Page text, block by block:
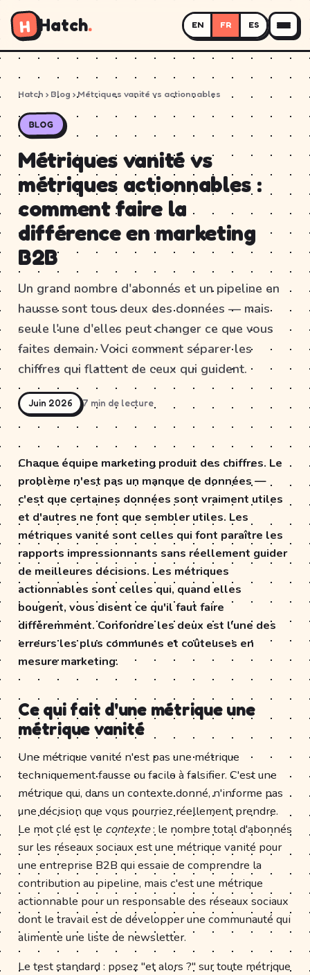
H Hatch. EN FR ES
Hatch › Blog › Métriques vanité vs actionnables
BLOG
Métriques vanité vs
métriques actionnables :
comment faire la
différence en marketing
B2B
Un grand nombre d'abonnés et un pipeline en
hausse sont tous deux des données — mais
seule l'une d'elles peut changer ce que vous
faites demain. Voici comment séparer les
chiffres qui flattent de ceux qui guident.
Juin 2026 7 min de lecture
Chaque équipe marketing produit des chiffres. Le
problème n'est pas un manque de données —
c'est que certaines données sont vraiment utiles
et d'autres ne font que sembler utiles. Les
métriques vanité sont celles qui font paraître les
rapports impressionnants sans réellement guider
de meilleures décisions. Les métriques
actionnables sont celles qui, quand elles
bougent, vous disent ce qu'il faut faire
différemment. Confondre les deux est l'une des
erreurs les plus communes et coûteuses en
mesure marketing.
Ce qui fait d'une métrique une
métrique vanité
Une métrique vanité n'est pas une métrique
techniquement fausse ou facile à falsifier. C'est une
métrique qui, dans un contexte donné, n'informe pas
une décision que vous pourriez réellement prendre.
Le mot clé est le contexte: le nombre total d'abonnés
sur les réseaux sociaux est une métrique vanité pour
une entreprise B2B qui essaie de comprendre la
contribution au pipeline, mais c'est une métrique
actionnable pour un responsable des réseaux sociaux
dont le travail est de développer une communauté qui
alimente une liste de newsletter.
Le test standard : posez "et alors ?" sur toute métrique